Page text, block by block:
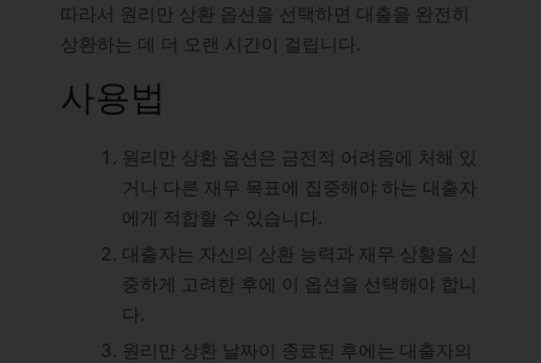
따라서 원리만 상환 옵션을 선택하면 대출을 완전히
상환하는 데 더 오랜 시간이 걸립니다.
사용법
원리만 상환 옵션은 금전적 어려움에 처해 있
거나 다른 재무 목표에 집중해야 하는 대출자
에게 적합할 수 있습니다.
대출자는 자신의 상환 능력과 재무 상황을 신
중하게 고려한 후에 이 옵션을 선택해야 합니
다.
원리만 상환 날짜이 종료된 후에는 대출자의